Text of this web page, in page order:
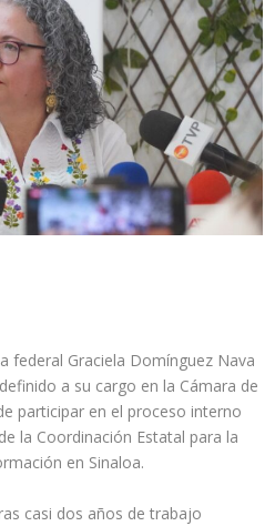
federal Graciela Domínguez Nava
a su cargo en la Cámara de
participar en el proceso interno
la Coordinación Estatal para la
en Sinaloa.
casi dos años de trabajo